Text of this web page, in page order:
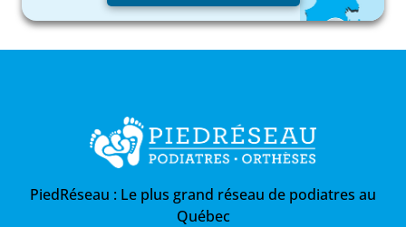
PiedRéseau : Le plus grand réseau de podiatres au
Québec